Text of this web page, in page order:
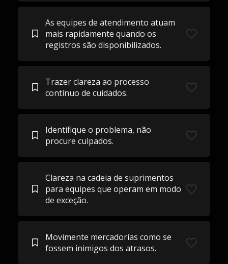
As equipes de atendimento atuam
mais rapidamente quando os
registros são disponibilizados.
Trazer clareza ao processo
contínuo de cuidados.
Identifique o problema, não
procure culpados.
Clareza na cadeia de suprimentos
para equipes que operam em modo
de exceção.
Movimente mercadorias como se
fossem inimigos dos atrasos.